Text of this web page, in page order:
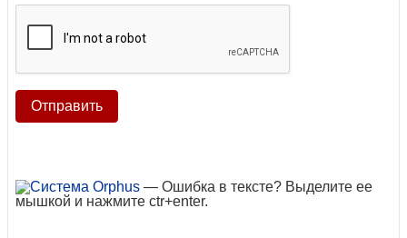
— Ошибка в тексте? Выделите ее
мышкой и нажмите ctr+enter.